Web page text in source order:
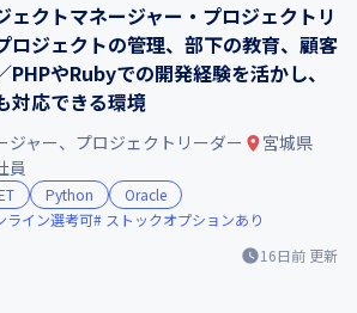
ェクトマネージャー・プロジェクトリ
ロジェクトの管理、部下の教育、顧客
PHPやRubyでの開発経験を活かし、
対応できる環境
16日前 更新
ジャー、プロジェクトリーダー
宮城県
員
Python
Oracle
ライン選考可 ストックオプションあり